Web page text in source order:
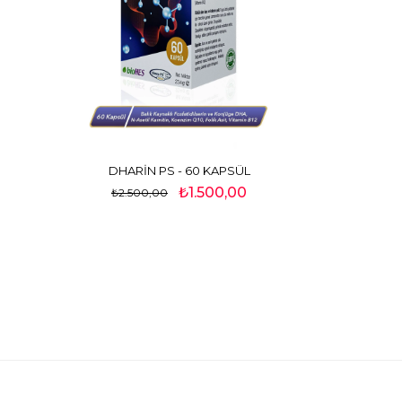
DHARİN PS - 60 KAPSÜL
₺1.500,00
₺2.500,00